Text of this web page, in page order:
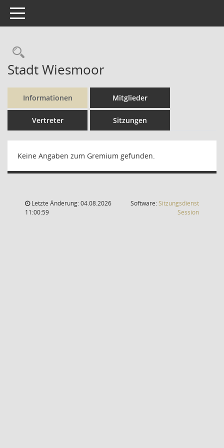
Toggle navigation
Rechercheauswahl
Stadt Wiesmoor
Informationen Mitglieder
Vertreter Sitzungen
Keine Angaben zum Gremium gefunden.
Letzte Änderung: 04.08.2026
11:00:59
Software:Sitzungsdienst
Session(Wird in